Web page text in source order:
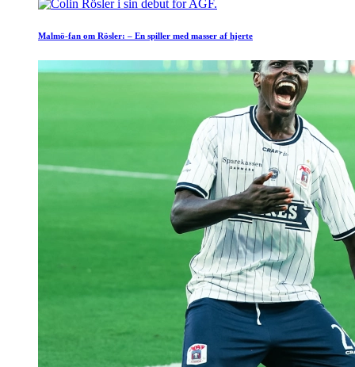
Malmö-fan om Rösler: – En spiller med masser af hjerte